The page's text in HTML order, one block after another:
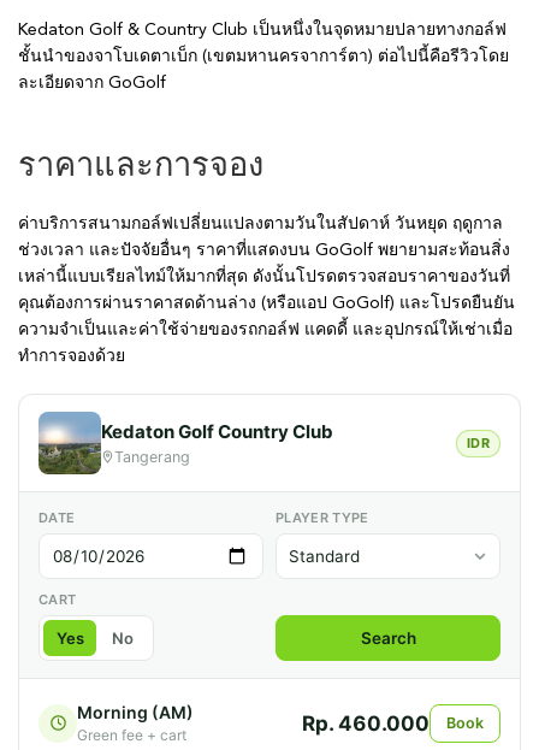
Kedaton Golf & Country Club เป็นหนึ่งในจุดหมายปลายทางกอล์ฟ
ชั้นนำของจาโบเดตาเบ็ก (เขตมหานครจาการ์ตา) ต่อไปนี้คือรีวิวโดย
ละเอียดจาก GoGolf
ราคาและการจอง
ค่าบริการสนามกอล์ฟเปลี่ยนแปลงตามวันในสัปดาห์ วันหยุด ฤดูกาล
ช่วงเวลา และปัจจัยอื่นๆ ราคาที่แสดงบน GoGolf พยายามสะท้อนสิ่ง
เหล่านี้แบบเรียลไทม์ให้มากที่สุด ดังนั้นโปรดตรวจสอบราคาของวันที่
คุณต้องการผ่านราคาสดด้านล่าง (หรือแอป GoGolf) และโปรดยืนยัน
ความจำเป็นและค่าใช้จ่ายของรถกอล์ฟ แคดดี้ และอุปกรณ์ให้เช่าเมื่อ
ทำการจองด้วย